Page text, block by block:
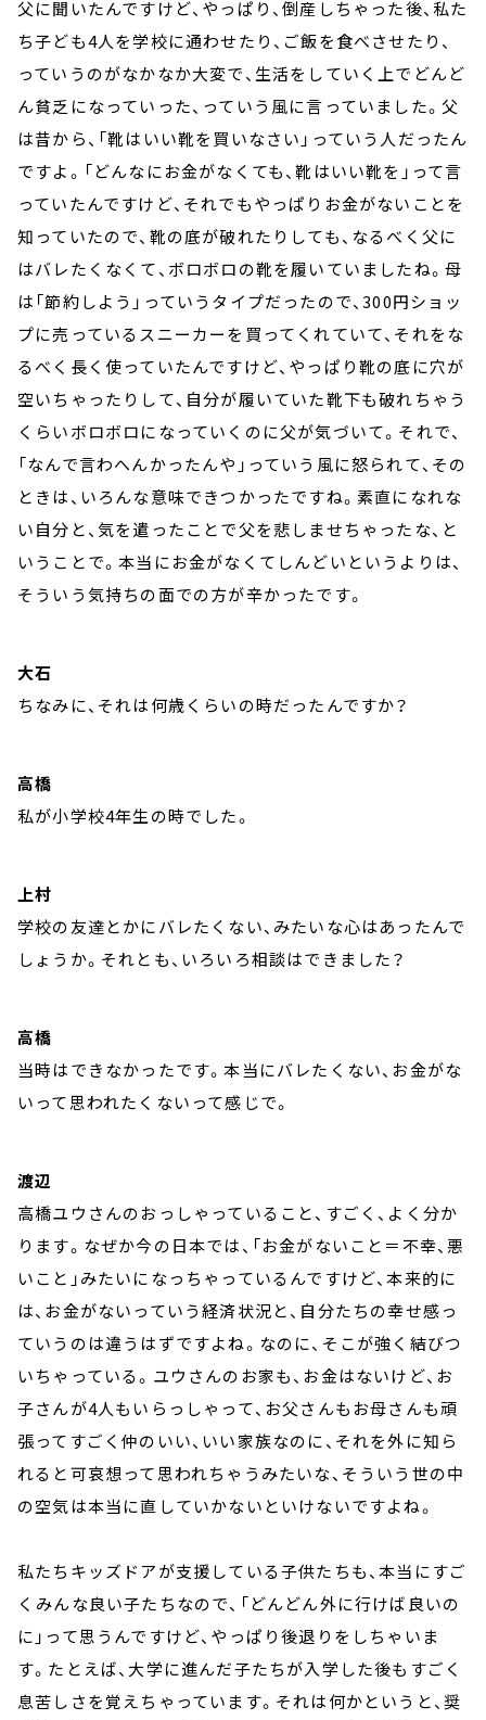
父に聞いたんですけど、やっぱり、倒産しちゃった後、私た
ち子ども4人を学校に通わせたり、ご飯を食べさせたり、
っていうのがなかなか大変で、生活をしていく上でどんど
ん貧乏になっていった、っていう風に言っていました。父
は昔から、「靴はいい靴を買いなさい」っていう人だったん
ですよ。「どんなにお金がなくても、靴はいい靴を」って言
っていたんですけど、それでもやっぱりお金がないことを
知っていたので、靴の底が破れたりしても、なるべく父に
はバレたくなくて、ボロボロの靴を履いていましたね。母
は「節約しよう」っていうタイプだったので、300円ショッ
プに売っているスニーカーを買ってくれていて、それをな
るべく長く使っていたんですけど、やっぱり靴の底に穴が
空いちゃったりして、自分が履いていた靴下も破れちゃう
くらいボロボロになっていくのに父が気づいて。それで、
「なんで言わへんかったんや」っていう風に怒られて、その
ときは、いろんな意味できつかったですね。素直になれな
い自分と、気を遣ったことで父を悲しませちゃったな、と
いうことで。本当にお金がなくてしんどいというよりは、
そういう気持ちの面での方が辛かったです。
大石
ちなみに、それは何歳くらいの時だったんですか？
高橋
私が小学校4年生の時でした。
上村
学校の友達とかにバレたくない、みたいな心はあったんで
しょうか。それとも、いろいろ相談はできました？
高橋
当時はできなかったです。本当にバレたくない、お金がな
いって思われたくないって感じで。
渡辺
高橋ユウさんのおっしゃっていること、すごく、よく分か
ります。なぜか今の日本では、「お金がないこと＝不幸、悪
いこと」みたいになっちゃっているんですけど、本来的に
は、お金がないっていう経済状況と、自分たちの幸せ感っ
ていうのは違うはずですよね。なのに、そこが強く結びつ
いちゃっている。ユウさんのお家も、お金はないけど、お
子さんが4人もいらっしゃって、お父さんもお母さんも頑
張ってすごく仲のいい、いい家族なのに、それを外に知ら
れると可哀想って思われちゃうみたいな、そういう世の中
の空気は本当に直していかないといけないですよね。
私たちキッズドアが支援している子供たちも、本当にすご
くみんな良い子たちなので、「どんどん外に行けば良いの
に」って思うんですけど、やっぱり後退りをしちゃいま
す。たとえば、大学に進んだ子たちが入学した後もすごく
息苦しさを覚えちゃっています。それは何かというと、奨